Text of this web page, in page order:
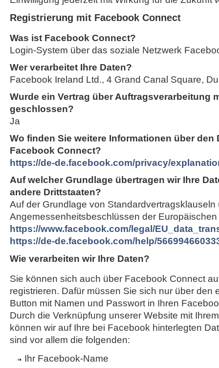
Registrierung mit Facebook Connect
Was ist Facebook Connect?
Login-System über das soziale Netzwerk
Wer verarbeitet Ihre Daten?
Facebook Ireland Ltd., 4 Grand Canal Square,
Wurde ein Vertrag über Auftragsverarbeitung
geschlossen?
Ja
Wo finden Sie weitere Informationen über den
Facebook Connect?
https://de-de.facebook.com/privacy/
Auf welcher Grundlage übertragen wir Ihre
andere Drittstaaten?
Auf der Grundlage von Standardvertragsklauseln
Angemessenheitsbeschlüssen der
https://www.facebook.com/legal/
https://de-de.facebook.com/help/
Wie verarbeiten wir Ihre Daten?
Sie können sich auch über Facebook Connect
registrieren. Dafür müssen Sie sich nur über den
Button mit Namen und Passwort in Ihren
Durch die Verknüpfung unserer Website mit
können wir auf Ihre bei Facebook hinterlegten
sind vor allem die folgenden:
Ihr Facebook-Name